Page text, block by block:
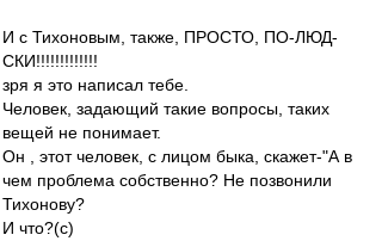
И с Тихоновым, также, ПРОСТО, ПО-ЛЮД-
СКИ!!!!!!!!!!!!!
зря я это написал тебе.
Человек, задающий такие вопросы, таких
вещей не понимает.
Он , этот человек, с лицом быка, скажет-"А в
чем проблема собственно? Не позвонили
Тихонову?
И что?(с)